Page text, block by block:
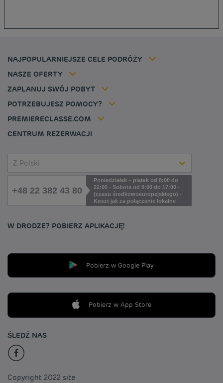
NAJPOPULARNIEJSZE CELE PODRÓŻY
Tanie hotele Belgia
NASZE OFERTY
Stawka członkowska
ZAPLANUJ SWÓJ POBYT
POTRZEBUJESZ POMOCY?
PREMIERECLASSE.COM
Tax policy
Kariera
Louvre Hotels Group
CENTRUM REZERWACJI
Z Polski
+48 22 382 43 80
Poniedziałek – piątek od 8:00 do
22:00 - Sobota od 9:00 do 17:00 -
(czasu środkowoeuropejskiego) -
Koszt jak za połączenie lokalne
W DRODZE? POBIERZ APLIKACJĘ!
Pobierz w Google Play
Pobierz w App Store
ŚLEDŹ NAS
Copyright 2022 site